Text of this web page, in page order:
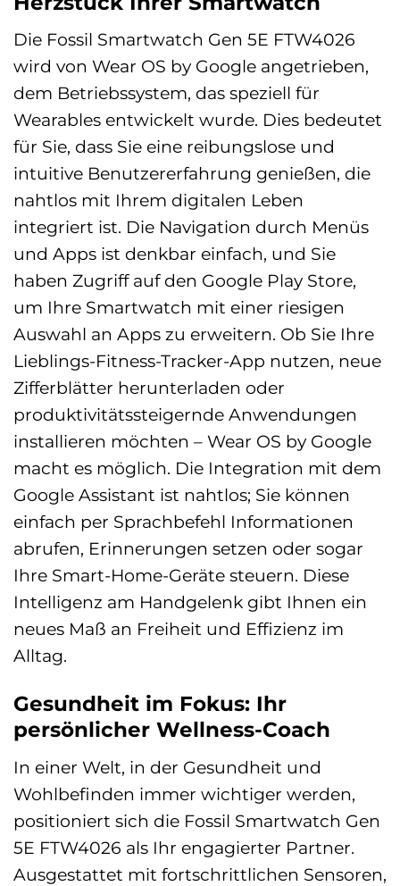
Die Fossil Smartwatch Gen 5E FTW4026
wird von Wear OS by Google angetrieben,
dem Betriebssystem, das speziell für
Wearables entwickelt wurde. Dies bedeutet
für Sie, dass Sie eine reibungslose und
intuitive Benutzererfahrung genießen, die
nahtlos mit Ihrem digitalen Leben
integriert ist. Die Navigation durch Menüs
und Apps ist denkbar einfach, und Sie
haben Zugriff auf den Google Play Store,
um Ihre Smartwatch mit einer riesigen
Auswahl an Apps zu erweitern. Ob Sie Ihre
Lieblings-Fitness-Tracker-App nutzen, neue
Zifferblätter herunterladen oder
produktivitätssteigernde Anwendungen
installieren möchten – Wear OS by Google
macht es möglich. Die Integration mit dem
Google Assistant ist nahtlos; Sie können
einfach per Sprachbefehl Informationen
abrufen, Erinnerungen setzen oder sogar
Ihre Smart-Home-Geräte steuern. Diese
Intelligenz am Handgelenk gibt Ihnen ein
neues Maß an Freiheit und Effizienz im
Alltag.
Gesundheit im Fokus: Ihr
persönlicher Wellness-Coach
In einer Welt, in der Gesundheit und
Wohlbefinden immer wichtiger werden,
positioniert sich die Fossil Smartwatch Gen
5E FTW4026 als Ihr engagierter Partner.
Ausgestattet mit fortschrittlichen Sensoren,